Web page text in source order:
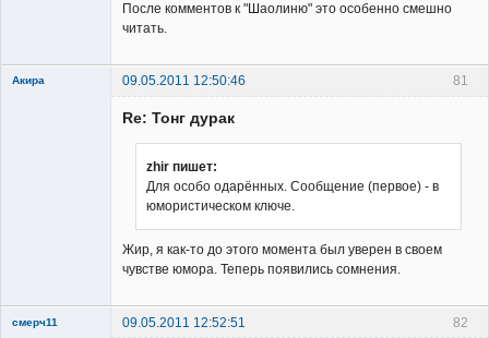
После комментов к "Шаолиню" это особенно смешно
читать.
81
Акира 09.05.2011 12:50:46
Re: Тонг дурак
zhir пишет:
Для особо одарённых. Сообщение (первое) - в
юмористическом ключе.
Жир, я как-то до этого момента был уверен в своем
чувстве юмора. Теперь появились сомнения.
82
смерч11
09.05.2011 12:52:51